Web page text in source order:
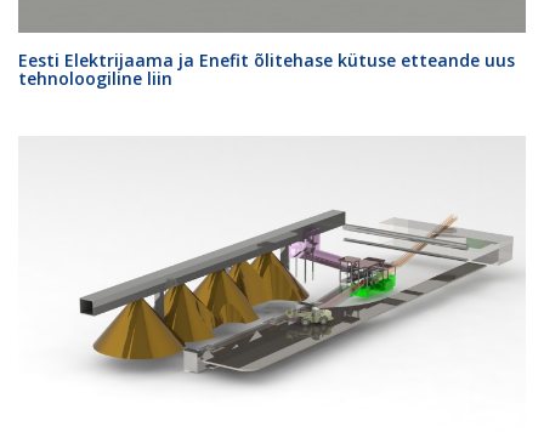
Eesti Elektrijaama ja Enefit õlitehase kütuse etteande uus
tehnoloogiline liin